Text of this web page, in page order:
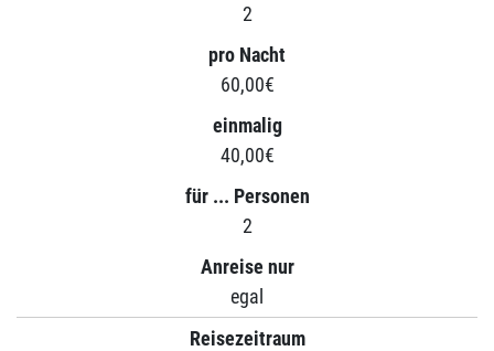
2
pro Nacht
60,00€
einmalig
40,00€
für ... Personen
2
Anreise nur
egal
Reisezeitraum